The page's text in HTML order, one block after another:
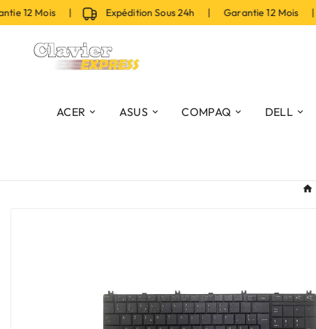
12 Mois | Expédition Sous 24h | Garantie 12 Mois |
ACER ASUS COMPAQ DELL